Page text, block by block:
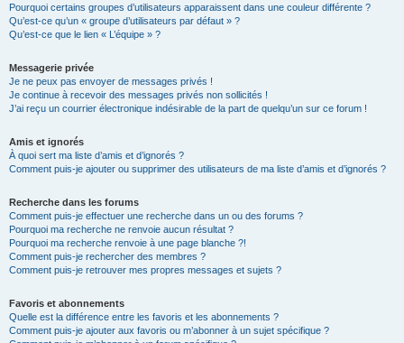
Pourquoi certains groupes d’utilisateurs apparaissent dans une couleur différente ?
Qu’est-ce qu’un « groupe d’utilisateurs par défaut » ?
Qu’est-ce que le lien « L’équipe » ?
Messagerie privée
Je ne peux pas envoyer de messages privés !
Je continue à recevoir des messages privés non sollicités !
J’ai reçu un courrier électronique indésirable de la part de quelqu’un sur ce forum !
Amis et ignorés
À quoi sert ma liste d’amis et d’ignorés ?
Comment puis-je ajouter ou supprimer des utilisateurs de ma liste d’amis et d’ignorés ?
Recherche dans les forums
Comment puis-je effectuer une recherche dans un ou des forums ?
Pourquoi ma recherche ne renvoie aucun résultat ?
Pourquoi ma recherche renvoie à une page blanche ?!
Comment puis-je rechercher des membres ?
Comment puis-je retrouver mes propres messages et sujets ?
Favoris et abonnements
Quelle est la différence entre les favoris et les abonnements ?
Comment puis-je ajouter aux favoris ou m’abonner à un sujet spécifique ?